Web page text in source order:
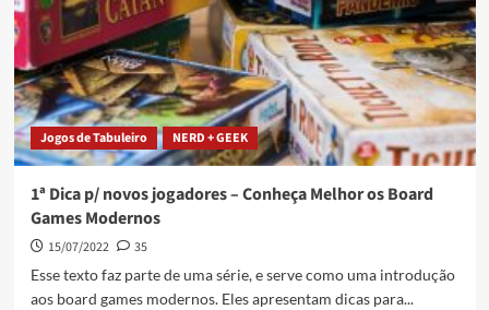
Jogos de Tabuleiro NERD + GEEK
1ª Dica p/ novos jogadores – Conheça Melhor os Board
Games Modernos
15/07/2022
35
Esse texto faz parte de uma série, e serve como uma introdução
aos board games modernos. Eles apresentam dicas para...